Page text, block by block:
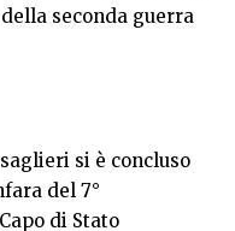
seconda guerra
si è concluso
del 7°
di Stato